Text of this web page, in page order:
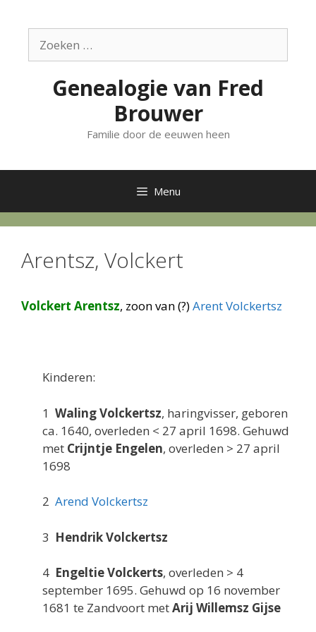
inhoudnaar:
Genealogie van Fred
Brouwer
Familie door de eeuwen heen
Menu
Arentsz, Volckert
Volckert Arentsz, zoon van (?)Arent Volckertsz
Kinderen:
1 Waling Volckertsz, haringvisser, geboren
ca. 1640, overleden < 27 april 1698. Gehuwd
met Crijntje Engelen, overleden > 27 april
1698
2 Arend Volckertsz
3 Hendrik Volckertsz
4 Engeltie Volckerts, overleden > 4
september 1695. Gehuwd op 16 november
1681 te Zandvoort metArij Willemsz Gijse